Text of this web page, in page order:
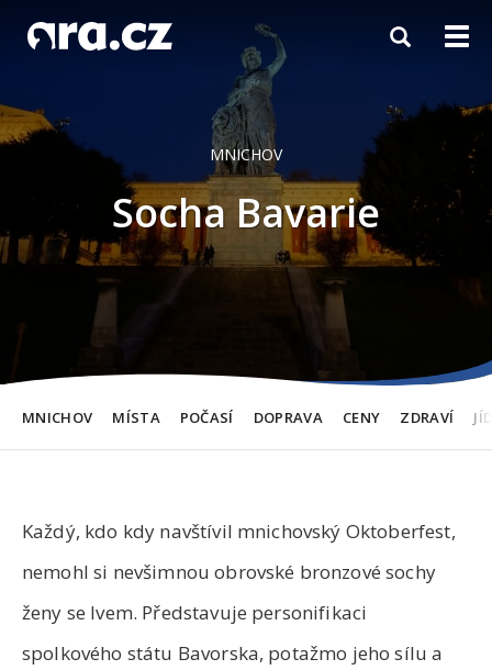
Toggle
MNICHOV MÍSTA POČASÍ DOPRAVA CENY ZDRAVÍ
MNICHOV
Socha Bavarie
Každý, kdo kdy navštívil mnichovský Oktoberfest,
nemohl si nevšimnou obrovské bronzové sochy
ženy se lvem. Představuje personifikaci
spolkového státu Bavorska, potažmo jeho sílu a